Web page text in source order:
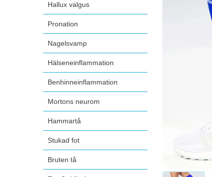
Hallux valgus
Pronation
Nagelsvamp
Hälseneinflammation
Benhinneinflammation
Mortons neurom
Hammartå
Stukad fot
Bruten tå